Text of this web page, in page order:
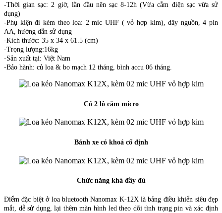
-Thời gian sạc: 2 giờ, lần đầu nên sạc 8-12h (Vừa cắm điện sạc vừa sử
dụng)
-Phụ kiện đi kèm theo loa: 2 mic UHF ( vỏ hợp kim), dây nguồn, 4 pin
AA, hướng dẫn sử dụng
-Kích thước: 35 x 34 x 61.5 (cm)
-Trọng lượng:16kg
-Sản xuất tại: Việt Nam
-Bảo hành: củ loa & bo mạch 12 tháng, bình accu 06 tháng.
Có 2 lỗ cắm micro
Bánh xe có khoá cố định
Chức năng khá đầy đủ
Điểm đặc biệt ở loa bluetooth Nanomax K-12X là bảng điều khiển siêu đẹp
mắt, dễ sử dụng, lại thêm màn hình led theo dõi tình trạng pin và xác định